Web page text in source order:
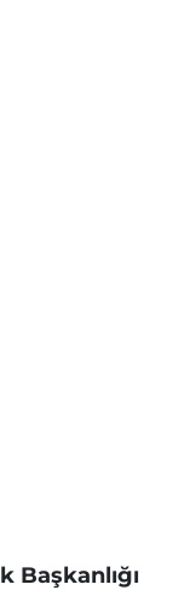
Başkanlığı